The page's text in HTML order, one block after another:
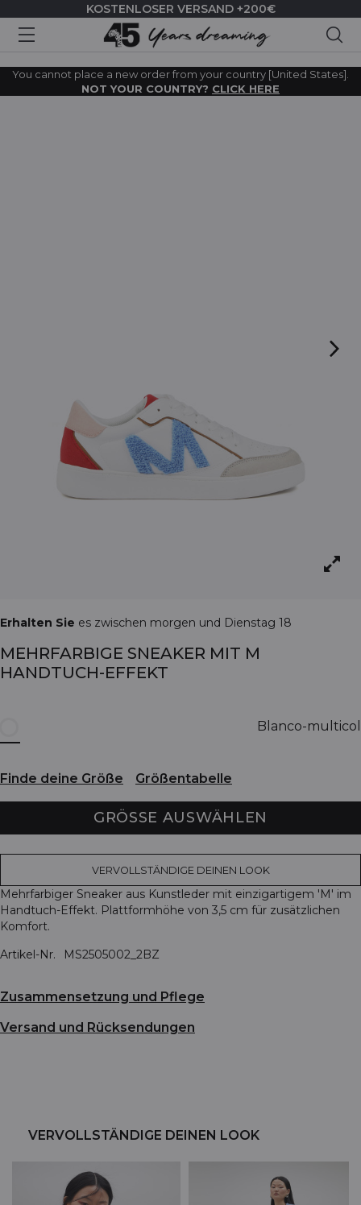
KOSTENLOSER VERSAND +200€
You cannot place a new order from your country [United States].
NOT YOUR COUNTRY? CLICK HERE
Erhalten Sie es zwischen morgen und Dienstag 18
MEHRFARBIGE SNEAKER MIT M
HANDTUCH-EFFEKT
Blanco-multicol
Finde deine Größe Größentabelle
GRÖSSE AUSWÄHLEN
VERVOLLSTÄNDIGE DEINEN LOOK
Mehrfarbiger Sneaker aus Kunstleder mit einzigartigem 'M' im
Handtuch-Effekt. Plattformhöhe von 3,5 cm für zusätzlichen
Komfort.
Artikel-Nr.
MS2505002_2BZ
Zusammensetzung und Pflege
Versand und Rücksendungen
VERVOLLSTÄNDIGE DEINEN LOOK